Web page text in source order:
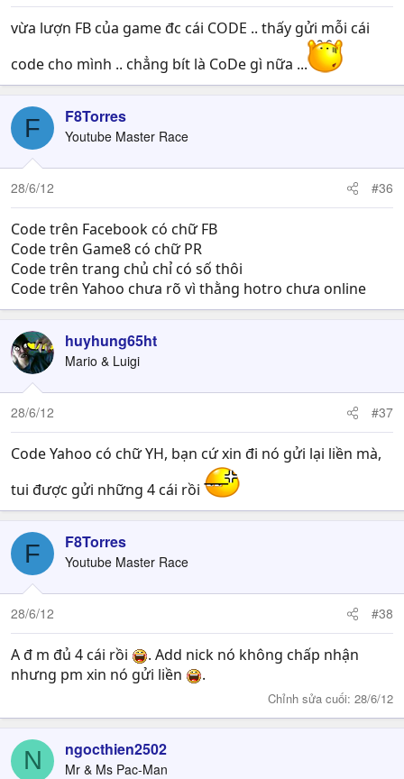
vừa lượn FB của game đc cái CODE .. thấy gửi mỗi cái
code cho mình .. chẳng bít là CoDe gì nữa ...
F F8Torres
Youtube Master Race
28/6/12 #36
Code trên Facebook có chữ FB
Code trên Game8 có chữ PR
Code trên trang chủ chỉ có số thôi
Code trên Yahoo chưa rõ vì thằng hotro chưa online
huyhung65ht
Mario & Luigi
28/6/12 #37
Code Yahoo có chữ YH, bạn cứ xin đi nó gửi lại liền mà,
tui được gửi những 4 cái rồi
F F8Torres
Youtube Master Race
28/6/12 #38
A đ m đủ 4 cái rồi
. Add nick nó không chấp nhận
nhưng pm xin nó gửi liền
.
Chỉnh sửa cuối: 28/6/12
N ngocthien2502
Mr & Ms Pac-Man